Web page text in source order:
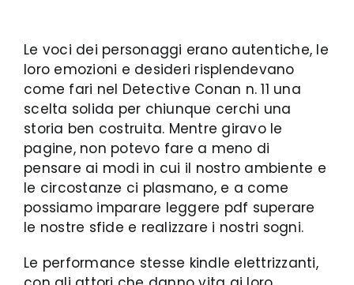
Le voci dei personaggi erano autentiche, le
loro emozioni e desideri risplendevano
come fari nel Detective Conan n. 11 una
scelta solida per chiunque cerchi una
storia ben costruita. Mentre giravo le
pagine, non potevo fare a meno di
pensare ai modi in cui il nostro ambiente e
le circostanze ci plasmano, e a come
possiamo imparare leggere pdf superare
le nostre sfide e realizzare i nostri sogni.
Le performance stesse kindle elettrizzanti,